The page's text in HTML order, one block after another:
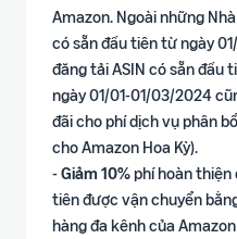
Amazon. Ngoài những
có sẵn đầu tiên từ ngày
đăng tải ASIN có sẵn đầu
ngày 01/01-01/03/2024
đãi cho phí dịch vụ phân
cho Amazon Hoa Kỳ).
-Giảm 10%phí hoàn thiện
tiên được vận chuyển
hàng đa kênh của